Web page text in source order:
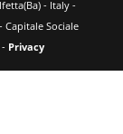
- Italy -
Capitale Sociale
Privacy